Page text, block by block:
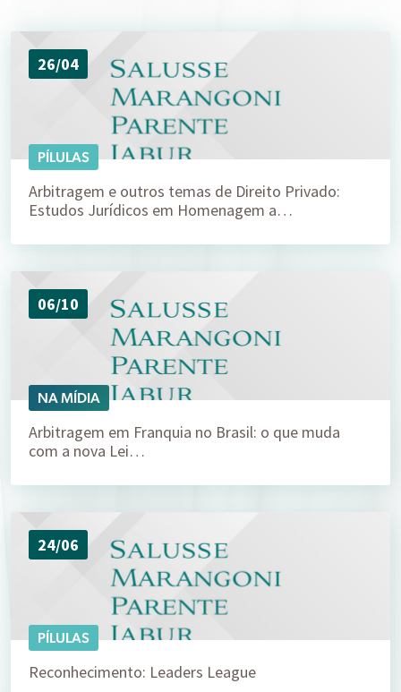
26/04
PÍLULAS
Arbitragem e outros temas de Direito Privado:
Estudos Jurídicos em Homenagem a…
06/10
NA MÍDIA
Arbitragem em Franquia no Brasil: o que muda
com a nova Lei…
24/06
PÍLULAS
Reconhecimento: Leaders League